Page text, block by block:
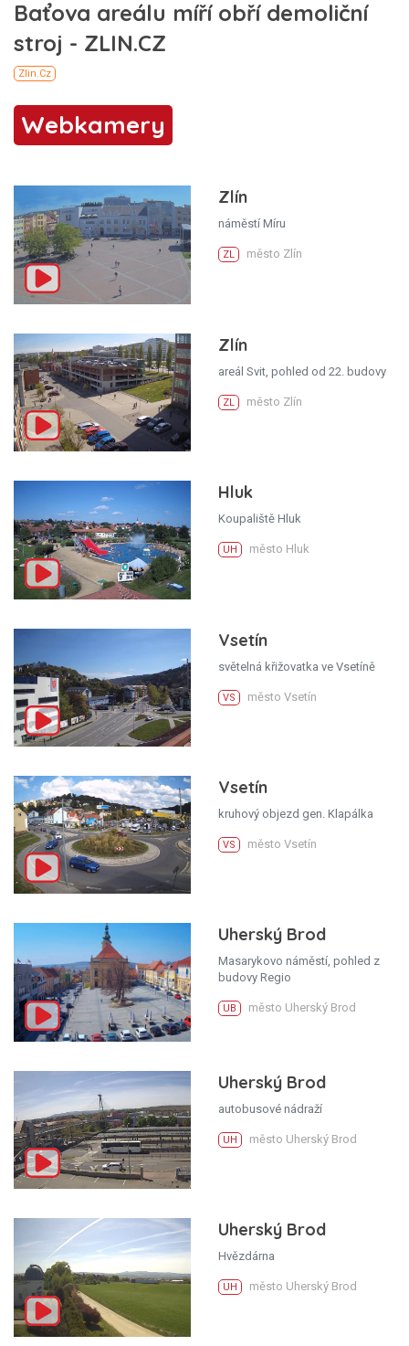
Webkamery
Zlín
náměstí Míru
ZL město Zlín
Zlín
areál Svit, pohled od 22. budovy
ZL město Zlín
Hluk
Koupaliště Hluk
UH město Hluk
Vsetín
světelná křižovatka ve Vsetíně
VS město Vsetín
Vsetín
kruhový objezd gen. Klapálka
VS město Vsetín
Uherský Brod
Masarykovo náměstí, pohled z
budovy Regio
UB město Uherský Brod
Uherský Brod
autobusové nádraží
UH město Uherský Brod
Uherský Brod
Hvězdárna
UH město Uherský Brod